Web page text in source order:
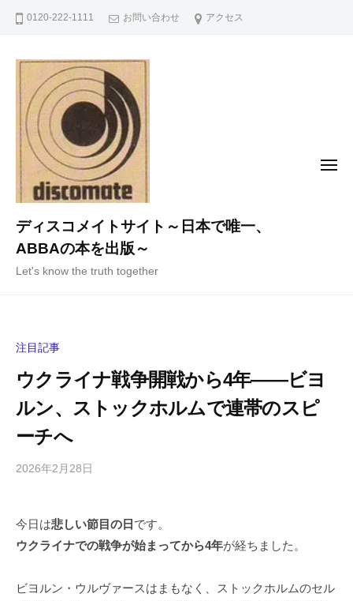
0120-222-1111 お問い合わせ アクセス
ディスコメイトサイト～日本で唯一、
ABBAの本を出版～
Let's know the truth together
メ
注目記事
ウクライナ戦争開戦から4年――ビヨ
ルン、ストックホルムで連帯のスピ
ーチへ
2026年2月28日
i
g
s
の
コ
ン
今日は悲しい節目の日 です。
ウクライナでの戦争が始まってから4年が経ちました。
ビヨルン・ウルヴァースはまもなく、ストックホルムのセル